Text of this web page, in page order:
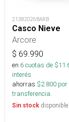
21382026BARB
Casco Nieve
Arcore
$ 69.990
en 6cuotas de $
interés
ahorras $2.800 por
transferencia.
Sin stock disponible